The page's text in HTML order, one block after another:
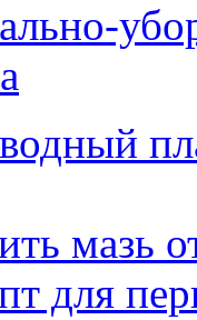
мазь
для